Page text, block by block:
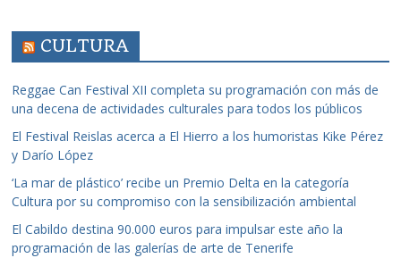
CULTURA
Reggae Can Festival XII completa su programación con más de
una decena de actividades culturales para todos los públicos
El Festival Reislas acerca a El Hierro a los humoristas Kike Pérez
y Darío López
‘La mar de plástico’ recibe un Premio Delta en la categoría
Cultura por su compromiso con la sensibilización ambiental
El Cabildo destina 90.000 euros para impulsar este año la
programación de las galerías de arte de Tenerife